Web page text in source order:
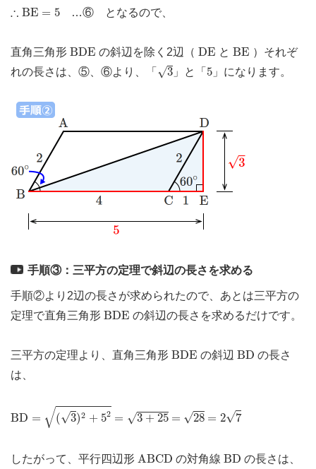
∴ BE = 5
∴ BE= …⑥ となるので、
直角三角形 BDE
BDE の斜辺を除く2辺（ DE
DE と BE
BE ）それぞ
れの長さは、⑤、⑥より、「 √3 」と「 5
5 」になります。
手順③：三平方の定理で斜辺の長さを求める
手順②より2辺の長さが求められたので、あとは三平方の
定理で直角三角形 BDE
BDE の斜辺の長さを求めるだけです。
三平方の定理より、直角三角形 BDE
BDE の斜辺 BD
BD の長さ
は、
BD = √(√3)2 + 52 = √3 + 25
2+52=3+25
= √28 = 2√7
したがって、平行四辺形 ABCD
A BCD の対角線 BD
BD の長さは、